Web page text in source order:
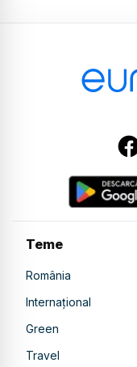
Teme
România
Internațional
Green
Travel